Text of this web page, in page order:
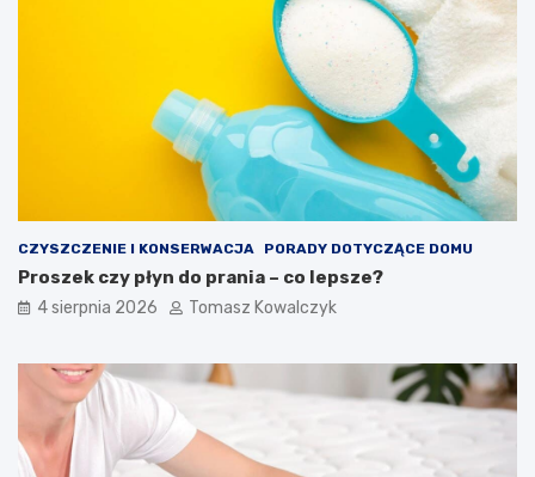
CZYSZCZENIE I KONSERWACJA PORADY DOTYCZĄCE DOMU
Proszek czy płyn do prania – co lepsze?
4 sierpnia 2026 Tomasz Kowalczyk